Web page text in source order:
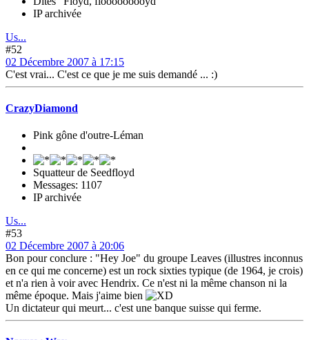
IP archivée
Us...
#52
02 Décembre 2007 à 17:15
C'est vrai... C'est ce que je me suis demandé ... :)
CrazyDiamond
Pink gône d'outre-Léman
Squatteur de Seedfloyd
Messages: 1107
IP archivée
Us...
#53
02 Décembre 2007 à 20:06
Bon pour conclure : "Hey Joe" du groupe Leaves (illustres inconnus
en ce qui me concerne) est un rock sixties typique (de 1964, je crois)
et n'a rien à voir avec Hendrix. Ce n'est ni la même chanson ni la
même époque. Mais j'aime bien
Un dictateur qui meurt... c'est une banque suisse qui ferme.